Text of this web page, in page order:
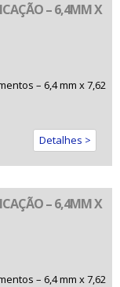
– 6,4MM X
– 6,4 mm x 7,62
Detalhes >
– 6,4MM X
– 6,4 mm x 7,62